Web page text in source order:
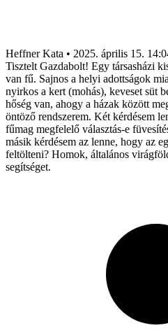
Heffner Kata • 2025. április 15.
Tisztelt Gazdabolt! Egy társasházi
van fű. Sajnos a helyi adottságok
nyirkos a kert (mohás), keveset süt
hőség van, ahogy a házak között
öntöző rendszerem. Két kérdésem
fűmag megfelelő választás-e
másik kérdésem az lenne, hogy az
feltölteni? Homok, általános
segítséget.